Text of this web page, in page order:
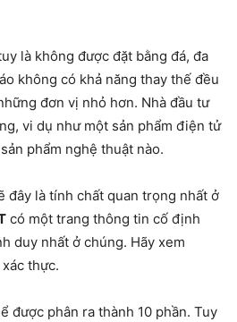
là không được đặt bằng đá, đa
không có khả năng thay thế đều
đơn vị nhỏ hơn. Nhà đầu tư
vi dụ như một sản phẩm điện tử
phẩm nghệ thuật nào.
đây là tính chất quan trọng nhất ở
có một trang thông tin cố định
duy nhất ở chúng. Hãy xem
thực.
được phân ra thành 10 phần. Tuy